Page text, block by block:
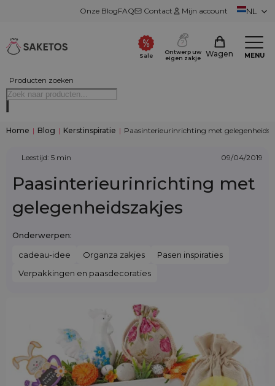
Onze BlogFAQ Contact Mijn account NL
Producten zoeken
Sale
Ontwerp uw
eigen zakje
Wagen MENU
Home | Blog | Kerstinspiratie | Paasinterieurinrichting met
Leestijd: 5 min 09/04/2019
Paasinterieurinrichting met
gelegenheidszakjes
Onderwerpen:
cadeau-idee Organza zakjes
Pasen inspiraties
Verpakkingen en paasdecoraties